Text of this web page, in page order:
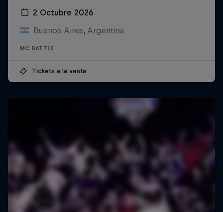
2 Octubre 2026
Buenos Aires, Argentina
MC BATTLE
Tickets a la venta